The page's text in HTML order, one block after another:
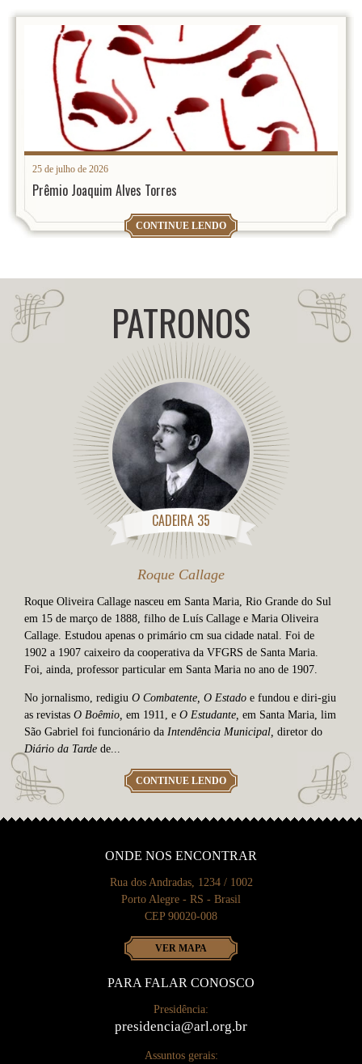
25 de julho de 2026
Prêmio Joaquim Alves Torres
CONTINUE LENDO
PATRONOS
CADEIRA 35
Roque Callage
Roque Oliveira Callage nasceu em Santa Maria, Rio Grande do Sul
em 15 de março de 1888, filho de Luís Callage e Maria Oliveira
Callage. Estudou apenas o primário cm sua cidade natal. Foi de
1902 a 1907 caixeiro da cooperativa da VFGRS de Santa Maria.
Foi, ainda, professor particular em Santa Maria no ano de 1907.
No jornalismo, redigiu O Combatente, O Estado e fundou e diri-giu
as revistas O Boêmio, em 1911, e O Estudante, em Santa Maria, lim
São Gabriel foi funcionário da Intendência Municipal, diretor do
Diário da Tarde de...
CONTINUE LENDO
ONDE NOS ENCONTRAR
Rua dos Andradas, 1234 / 1002
Porto Alegre - RS - Brasil
CEP 90020-008
VER MAPA
PARA FALAR CONOSCO
Presidência:
presidencia@arl.org.br
Assuntos gerais: